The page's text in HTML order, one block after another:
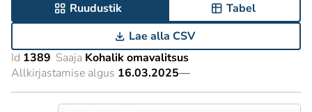
Ruudustik
Tabel
Lae alla CSV
Id 1389 Saaja Kohalik omavalitsus
Allkirjastamise algus 16.03.2025—